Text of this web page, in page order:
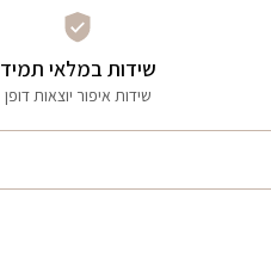
שידות במלאי תמיד
שידות איפור יוצאות דופן